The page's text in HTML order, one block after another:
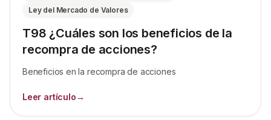
Ley del Mercado de Valores
T98 ¿Cuáles son los beneficios de la
recompra de acciones?
Beneficios en la recompra de acciones
Leer artículo→